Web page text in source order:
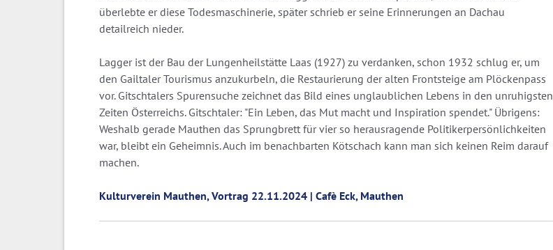
überlebte er diese Todesmaschinerie, später schrieb er seine Erinnerungen an Dachau
detailreich nieder.
Lagger ist der Bau der Lungenheilstätte Laas (1927) zu verdanken, schon 1932 schlug er, um
den Gailtaler Tourismus anzukurbeln, die Restaurierung der alten Frontsteige am Plöckenpass
vor. Gitschtalers Spurensuche zeichnet das Bild eines unglaublichen Lebens in den unruhigsten
Zeiten Österreichs. Gitschtaler: "Ein Leben, das Mut macht und Inspiration spendet." Übrigens:
Weshalb gerade Mauthen das Sprungbrett für vier so herausragende Politikerpersönlichkeiten
war, bleibt ein Geheimnis. Auch im benachbarten Kötschach kann man sich keinen Reim darauf
machen.
Kulturverein Mauthen, Vortrag 22.11.2024 | Cafè Eck, Mauthen